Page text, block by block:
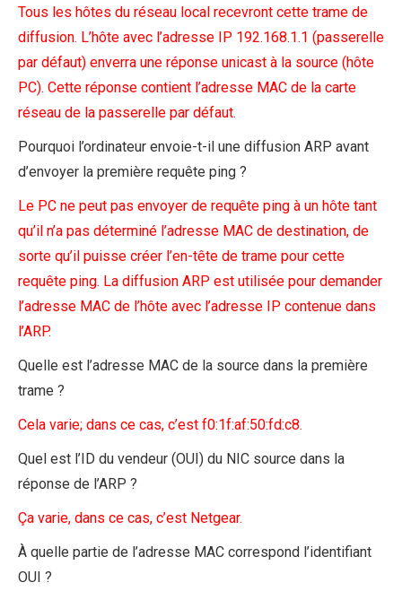
Tous les hôtes du réseau local recevront cette trame de
diffusion. L’hôte avec l’adresse IP 192.168.1.1 (passerelle
par défaut) enverra une réponse unicast à la source (hôte
PC). Cette réponse contient l’adresse MAC de la carte
réseau de la passerelle par défaut.
Pourquoi l’ordinateur envoie-t-il une diffusion ARP avant
d’envoyer la première requête ping ?
Le PC ne peut pas envoyer de requête ping à un hôte tant
qu’il n’a pas déterminé l’adresse MAC de destination, de
sorte qu’il puisse créer l’en-tête de trame pour cette
requête ping. La diffusion ARP est utilisée pour demander
l’adresse MAC de l’hôte avec l’adresse IP contenue dans
l’ARP.
Quelle est l’adresse MAC de la source dans la première
trame ?
Cela varie; dans ce cas, c’est f0:1f:af:50:fd:c8.
Quel est l’ID du vendeur (OUI) du NIC source dans la
réponse de l’ARP ?
Ça varie, dans ce cas, c’est Netgear.
À quelle partie de l’adresse MAC correspond l’identifiant
OUI ?